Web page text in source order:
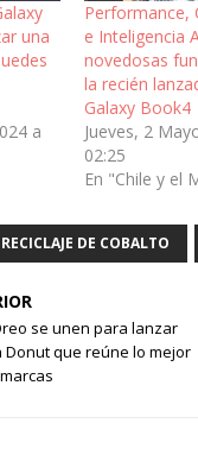
una
a
Performance,
e Inteligencia
novedosas
la recién
Galaxy Book4
Jueves, 2
02:25
En "Chile y el
RECICLAJE DE COBALTO
se unen para lanzar
Donut que reúne lo mejor